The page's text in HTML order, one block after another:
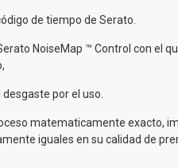
de tiempo de Serato.
NoiseMap ™ Control con el
por el uso.
matematicamente exacto,
iguales en su calidad de